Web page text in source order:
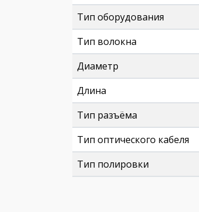
Тип оборудования
Тип волокна
Диаметр
Длина
Тип разъёма
Тип оптического кабеля
Тип полировки